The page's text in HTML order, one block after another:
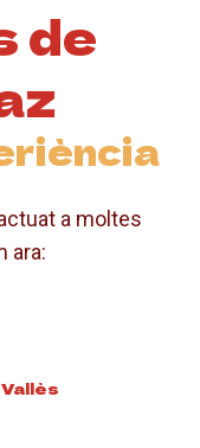
de
a moltes
ara: